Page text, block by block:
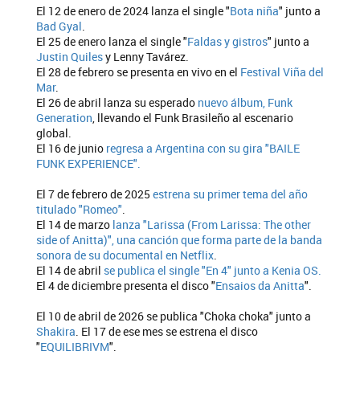
El 12 de enero de 2024 lanza el single "Bota niña" junto a
Bad Gyal.
El 25 de enero lanza el single "Faldas y gistros" junto a
Justin Quilesy Lenny Tavárez.
El 28 de febrero se presenta en vivo en el Festival Viña del
Mar.
El 26 de abril lanza su esperado nuevo álbum, Funk
Generation, llevando el Funk Brasileño al escenario
global.
El 16 de junio regresa a Argentina con su gira "BAILE
FUNK EXPERIENCE".
El 7 de febrero de 2025 estrena su primer tema del año
titulado "Romeo".
El 14 de marzo lanza "Larissa (From Larissa: The other
side of Anitta)", una canción que forma parte de la banda
sonora de su documental en Netflix.
El 14 de abril se publica el single "En 4" junto a Kenia OS.
El 4 de diciembre presenta el disco "Ensaios da Anitta".
El 10 de abril de 2026 se publica "Choka choka" junto a
Shakira. El 17 de ese mes se estrena el disco
"EQUILIBRIVM".